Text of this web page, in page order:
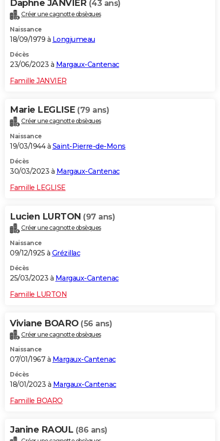
Daphne JANVIER (43 ans)
Créer une cagnotte obsèques
Naissance
18/09/1979 à Longjumeau
Décès
23/06/2023 à Margaux-Cantenac
Famille JANVIER
Marie LEGLISE (79 ans)
Créer une cagnotte obsèques
Naissance
19/03/1944 à Saint-Pierre-de-Mons
Décès
30/03/2023 à Margaux-Cantenac
Famille LEGLISE
Lucien LURTON (97 ans)
Créer une cagnotte obsèques
Naissance
09/12/1925 à Grézillac
Décès
25/03/2023 à Margaux-Cantenac
Famille LURTON
Viviane BOARO (56 ans)
Créer une cagnotte obsèques
Naissance
07/01/1967 à Margaux-Cantenac
Décès
18/01/2023 à Margaux-Cantenac
Famille BOARO
Janine RAOUL (86 ans)